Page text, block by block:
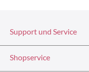
Support und Service
Shopservice